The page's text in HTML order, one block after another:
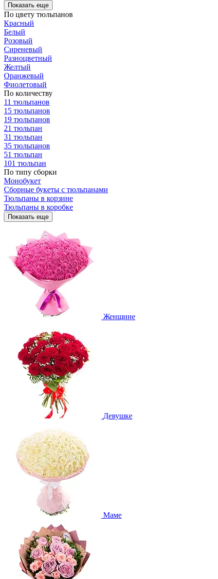
Показать еще
По цвету тюльпанов
Красный
Белый
Розовый
Сиреневый
Разноцветный
Желтый
Оранжевый
Фиолетовый
По количеству
11 тюльпанов
15 тюльпанов
19 тюльпанов
21 тюльпан
31 тюльпан
35 тюльпанов
51 тюльпан
101 тюльпан
По типу сборки
Монобукет
Сборные букеты с тюльпанами
Тюльпаны в корзине
Тюльпаны в коробке
Показать еще
Женщине
Девушке
Маме